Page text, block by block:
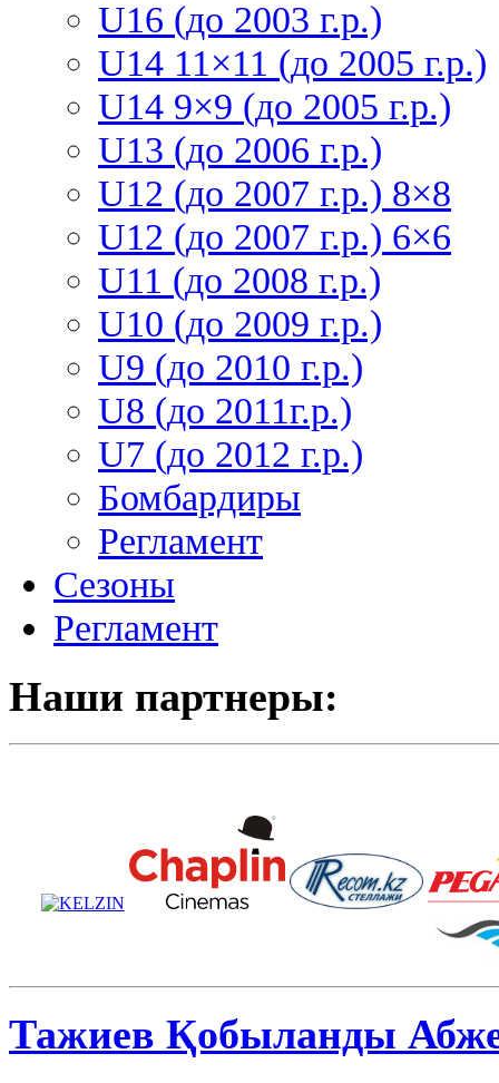
U16 (до 2003 г.р.)
U14 11×11 (до 2005 г.р.)
U14 9×9 (до 2005 г.р.)
U13 (до 2006 г.р.)
U12 (до 2007 г.р.) 8×8
U12 (до 2007 г.р.) 6×6
U11 (до 2008 г.р.)
U10 (до 2009 г.р.)
U9 (до 2010 г.р.)
U8 (до 2011г.р.)
U7 (до 2012 г.р.)
Бомбардиры
Регламент
Сезоны
Регламент
Наши партнеры:
Тажиев Қобыланды